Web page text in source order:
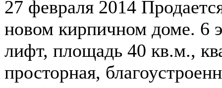
27 февраля 2014
новом кирпичном доме. 6
лифт, площадь 40 кв.м.,
просторная,